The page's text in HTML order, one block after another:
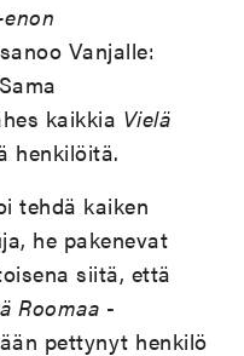
Vanjalle:
kaikkia Vielä
henkilöitä.
tehdä kaiken
he pakenevat
siitä, että
Roomaa -
pettynyt henkilö